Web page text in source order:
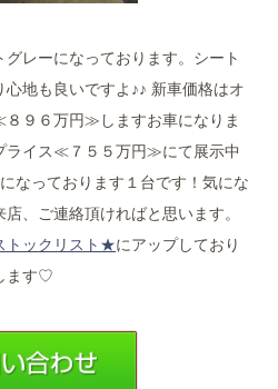
レーになっております。シート
地も良いですよ♪♪ 新車価格はオ
９６万円≫しますお車になりま
ライス≪７５５万円≫にて展示中
なっております１台です！気にな
、ご連絡頂ければと思います。
ックリスト★にアップしており
ます♡